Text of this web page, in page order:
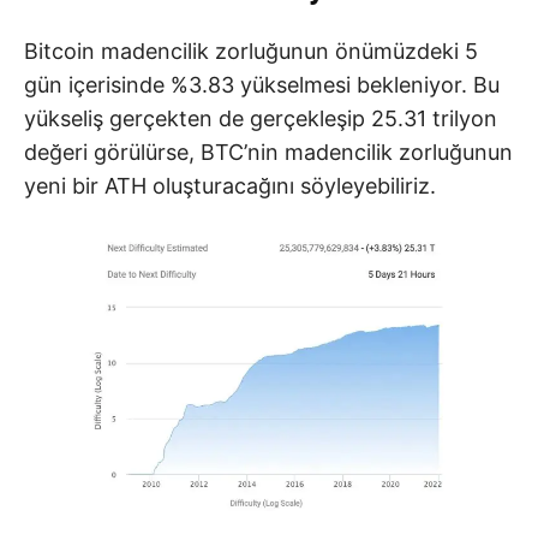
Bitcoin madencilik zorluğunun önümüzdeki 5
gün içerisinde %3.83 yükselmesi bekleniyor. Bu
yükseliş gerçekten de gerçekleşip 25.31 trilyon
değeri görülürse, BTC’nin madencilik zorluğunun
yeni bir ATH oluşturacağını söyleyebiliriz.